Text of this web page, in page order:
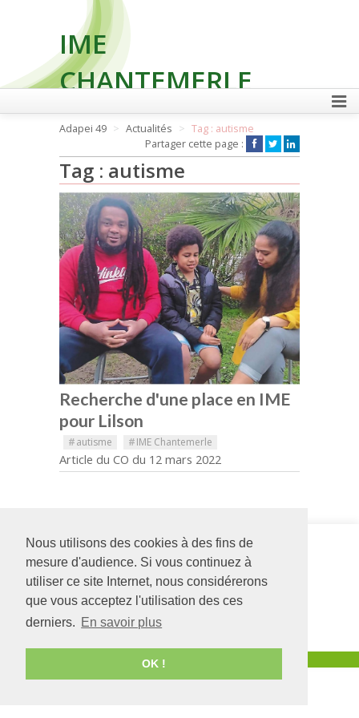
Nous utilisons des cookies à des fins de
mesure d'audience. Si vous continuez à
utiliser ce site Internet, nous considérerons
que vous acceptez l'utilisation des ces
derniers. En savoir plus
OK !
IME
CHANTEMERLE
FAIRE UN DON
Adapei 49 Actualités
Tag : autisme
Partager cette page :
Tag : autisme
Recherche d'une place en IME
pour Lilson
#autisme #IME Chantemerle
Article du CO du 12 mars 2022
Siège social
126 rue Saint Léonard
BP 71857
49018 AngersCEDEX
01
02 41 68 98 50
www.adapei49.asso.fr
IME
Chantemerle
Malécot
49400
Agence de communication Angers